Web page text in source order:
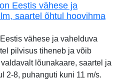
Eestis vähese ja
saartel õhtul hoovihma
vähese ja vahelduva
pilvisus tiheneb ja võib
lõunakaare, saartel ja
2-8, puhanguti kuni 11 m/s.